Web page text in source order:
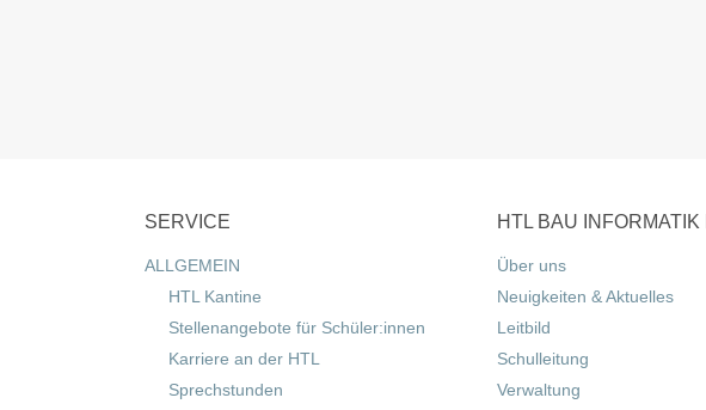
SERVICE
ALLGEMEIN
HTL Kantine
Stellenangebote für Schüler:innen
Karriere an der HTL
Sprechstunden
HTL BAU INFORMATIK
Über uns
Neuigkeiten & Aktuelles
Leitbild
Schulleitung
Verwaltung